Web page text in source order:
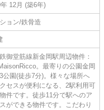
12月 (築6年)
ョン/鉄骨造
御堂筋線新金岡駅周辺物件：
。最寄りの公園金岡
公園(徒歩7分)。様々な場所へ
セスが便利になる、2駅利用可
件です。徒歩11分で駅へのア
ができる物件です。こだわり